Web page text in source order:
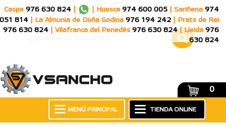
Caspe 976 630 824 Huesca 974 600 005 Sariñena 974
051 814
La Almunia de Doña Godina 976 194 242
Prats de Rei
976 630 824
Vilafranca del Penedès 976 630 824 Lleida 976
630 824
0
TIENDA ONLINE
MENÚ PRINCIPAL